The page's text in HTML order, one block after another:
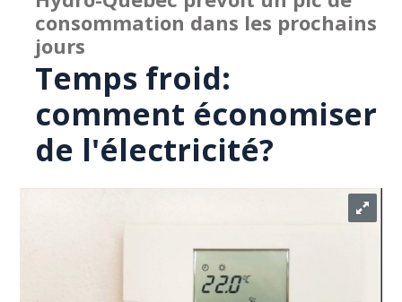
consommation dans les prochains
jours
Temps froid:
comment économiser
de l'électricité?